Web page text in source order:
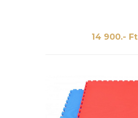
14 900.- Ft